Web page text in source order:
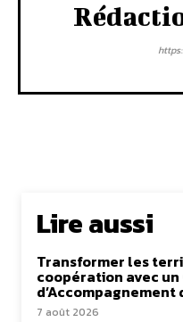
Lire aussi
Transformer les
coopération avec un
7 août 2026